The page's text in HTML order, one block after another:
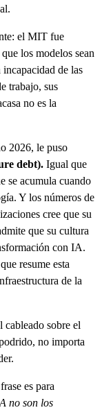
el MIT fue
los modelos sean
de las
trabajo, sus
no es la
2026, le puso
debt). Igual que
se acumula cuando
Y los números de
cree que su
que su cultura
con IA.
resume esta
de la
sobre el
no importa
es para
no son los